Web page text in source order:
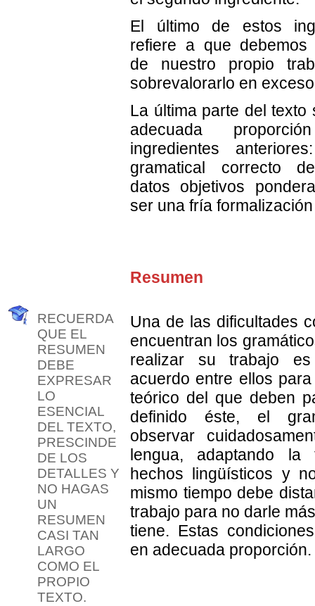
El último de estos
refiere a que debemos
de nuestro propio
sobrevalorarlo en
La última parte del texto
adecuada
ingredientes
gramatical correcto
datos objetivos
ser una fría
Resumen
RECUERDA
QUE EL
RESUMEN
DEBE
EXPRESAR
LO
ESENCIAL
DEL TEXTO,
PRESCINDE
DE LOS
DETALLES Y
NO HAGAS
UN
RESUMEN
CASI TAN
LARGO
COMO EL
PROPIO
TEXTO.
Una de las dificultades
encuentran los
realizar su trabajo
acuerdo entre ellos
teórico del que deben
definido éste, el
observar
lengua, adaptando
hechos lingüísticos y
mismo tiempo debe
trabajo para no darle
tiene. Estas
en adecuada proporción.